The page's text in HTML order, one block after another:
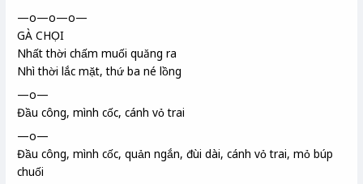
—o—o—o—
GÀ CHỌI
Nhất thời chấm muối quăng ra
Nhì thời lắc mặt, thứ ba né lồng
—o—
Đầu công, mình cốc, cánh vỏ trai
—o—
Đầu công, mình cốc, quản ngắn, đùi dài, cánh vỏ trai, mỏ búp
chuối